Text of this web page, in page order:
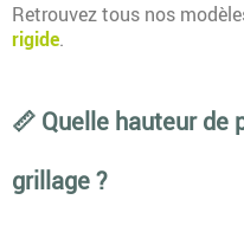
Retrouvez tous nos
rigide.
📏 Quelle hauteur de
grillage ?